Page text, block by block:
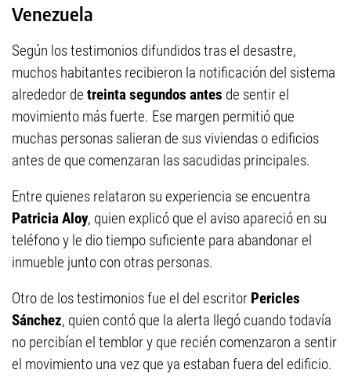
Venezuela
Según los testimonios difundidos tras el desastre,
muchos habitantes recibieron la notificación del sistema
alrededor de treinta segundos antes de sentir el
movimiento más fuerte. Ese margen permitió que
muchas personas salieran de sus viviendas o edificios
antes de que comenzaran las sacudidas principales.
Entre quienes relataron su experiencia se encuentra
Patricia Aloy, quien explicó que el aviso apareció en su
teléfono y le dio tiempo suficiente para abandonar el
inmueble junto con otras personas.
Otro de los testimonios fue el del escritor Pericles
Sánchez, quien contó que la alerta llegó cuando todavía
no percibían el temblor y que recién comenzaron a sentir
el movimiento una vez que ya estaban fuera del edificio.